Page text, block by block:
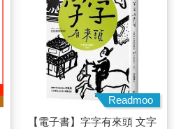
Readmoo
【電子書】字字有來頭 文字